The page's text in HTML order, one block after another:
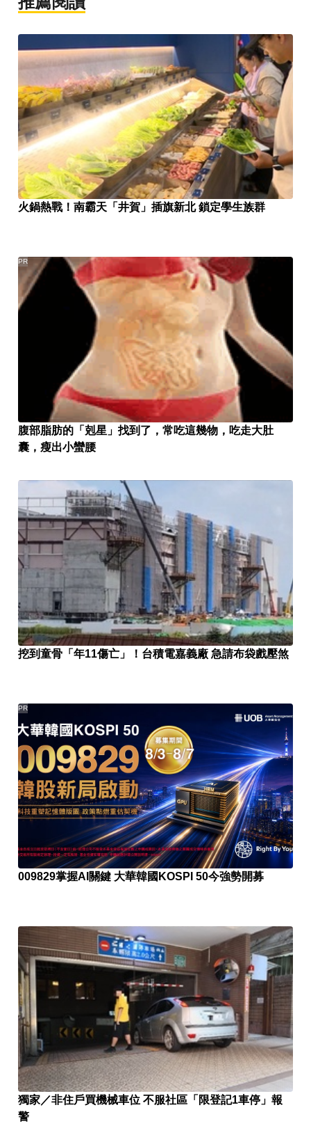
火鍋熱戰！南霸天「井賀」插旗新北 鎖定學生族群
腹部脂肪的「剋星」找到了，常吃這幾物，吃走大肚
囊，瘦出小蠻腰
PR
挖到童骨「年11傷亡」！台積電嘉義廠 急請布袋戲壓煞
009829掌握AI關鍵 大華韓國KOSPI 50今強勢開募
PR
獨家／非住戶買機械車位 不服社區「限登記1車停」報
警